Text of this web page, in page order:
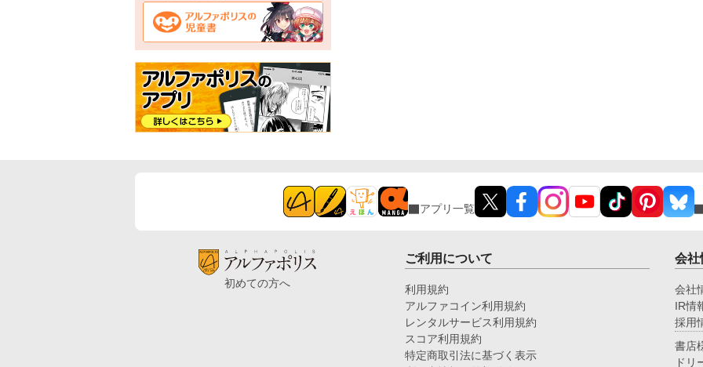
アプリ一覧
初めての方へ
ご利用について
利用規約
アルファコイン利用規約
レンタルサービス利用規約
スコア利用規約
特定商取引法に基づく表示
会社
会社
IR情
採用
書店
ドリ